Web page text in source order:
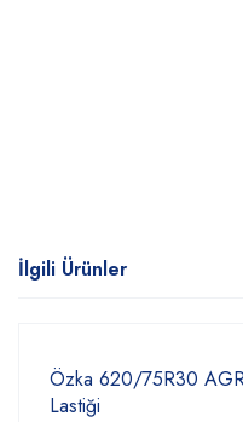
İlgili Ürünler
Özka 620/75R30
Lastiği